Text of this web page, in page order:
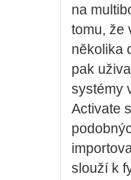
na
tomu, že
několika
pak
systémy
Activate
slouží k